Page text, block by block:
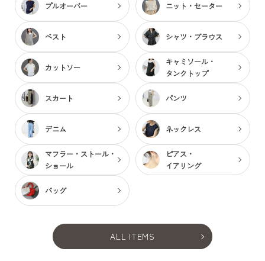
プルオーバー ニット・セーター
ベスト シャツ・ブラウス
カットソー
キャミソール・
タンクトップ
スカート パンツ
デニム ネックレス
マフラー・ストール・
ショール
ピアス・
イアリング
バッグ
ALL ITEMS